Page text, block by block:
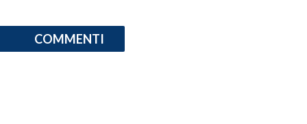
COMMENTI